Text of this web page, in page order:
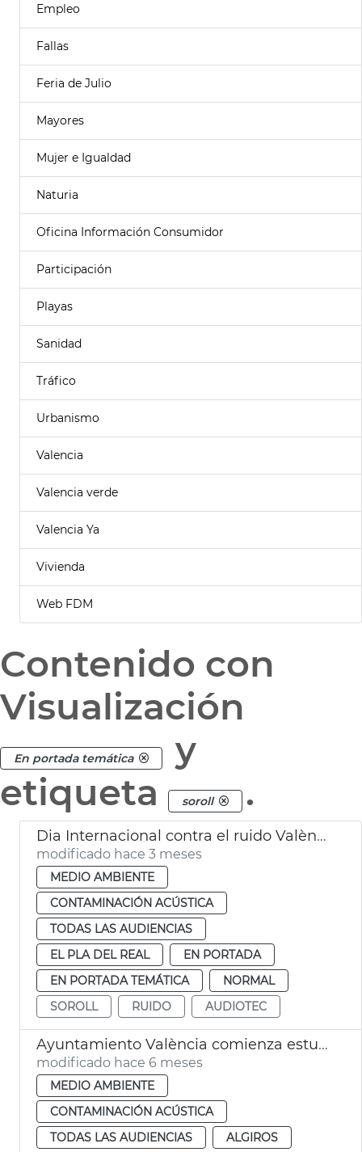
Empleo
Fallas
Feria de Julio
Mayores
Mujer e Igualdad
Naturia
Oficina Información Consumidor
Participación
Playas
Sanidad
Tráfico
Urbanismo
Valencia
Valencia verde
Valencia Ya
Vivienda
Web FDM
Contenido con
Visualización
En portada temática
y
etiqueta
soroll .
Dia Internacional contra el ruido València
modificado hace 3 meses
MEDIO AMBIENTE
CONTAMINACIÓN ACÚSTICA
TODAS LAS AUDIENCIAS
EL PLA DEL REAL
EN PORTADA
EN PORTADA TEMÁTICA
NORMAL
SOROLL
RUIDO AUDIOTEC
Ayuntamiento València comienza estudio sonométrico plaza Honduras y el Cedro
modificado hace 6 meses
MEDIO AMBIENTE
CONTAMINACIÓN ACÚSTICA
TODAS LAS AUDIENCIAS
ALGIROS